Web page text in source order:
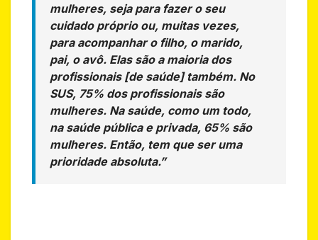
mulheres, seja para fazer o seu
cuidado próprio ou, muitas vezes,
para acompanhar o filho, o marido,
pai, o avô. Elas são a maioria dos
profissionais [de saúde] também. No
SUS, 75% dos profissionais são
mulheres. Na saúde, como um todo,
na saúde pública e privada, 65% são
mulheres. Então, tem que ser uma
prioridade absoluta.”